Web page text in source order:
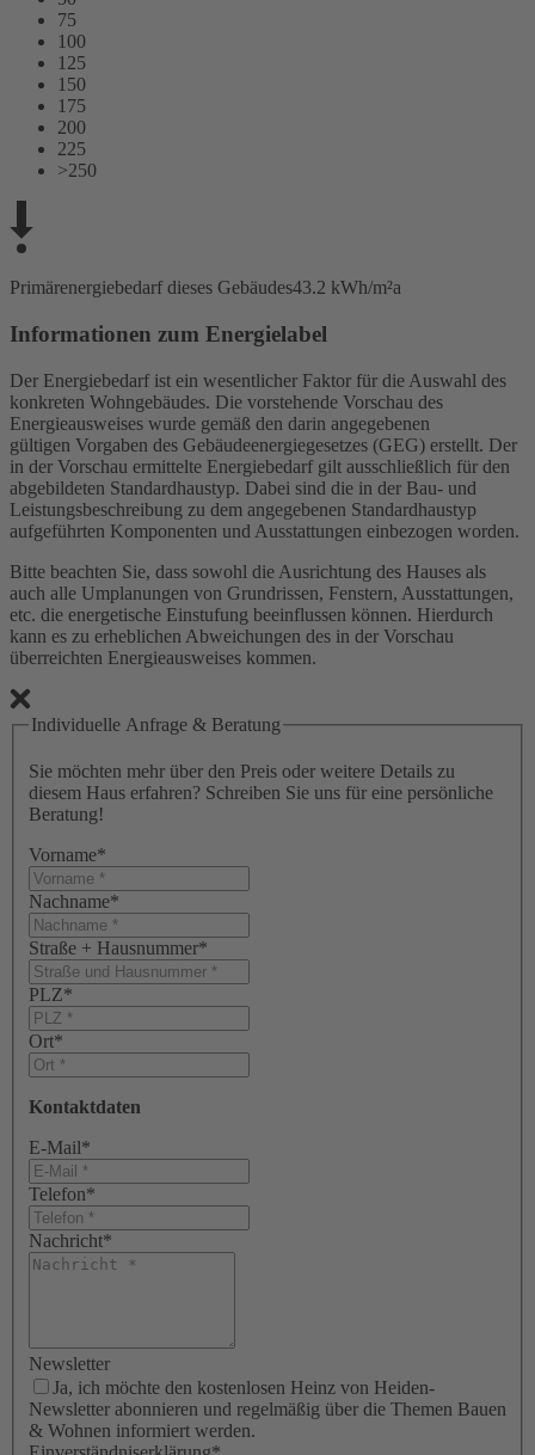
75
100
125
150
175
200
225
>250
Primärenergiebedarf dieses Gebäudes43.2 kWh/m²a
Informationen zum Energielabel
Der Energiebedarf ist ein wesentlicher Faktor für die Auswahl des
konkreten Wohngebäudes. Die vorstehende Vorschau des
Energieausweises wurde gemäß den darin angegebenen
gültigen Vorgaben des Gebäudeenergiegesetzes (GEG) erstellt. Der
in der Vorschau ermittelte Energiebedarf gilt ausschließlich für den
abgebildeten Standardhaustyp. Dabei sind die in der Bau- und
Leistungsbeschreibung zu dem angegebenen Standardhaustyp
aufgeführten Komponenten und Ausstattungen einbezogen worden.
Bitte beachten Sie, dass sowohl die Ausrichtung des Hauses als
auch alle Umplanungen von Grundrissen, Fenstern, Ausstattungen,
etc. die energetische Einstufung beeinflussen können. Hierdurch
kann es zu erheblichen Abweichungen des in der Vorschau
überreichten Energieausweises kommen.
Individuelle Anfrage & Beratung
Sie möchten mehr über den Preis oder weitere Details zu
diesem Haus erfahren? Schreiben Sie uns für eine persönliche
Beratung!
Vorname*
Nachname*
Straße + Hausnummer*
PLZ*
Ort*
Kontaktdaten
E-Mail*
Telefon*
Nachricht*
Newsletter
Ja, ich möchte den kostenlosen Heinz von Heiden-
Newsletter abonnieren und regelmäßig über die Themen Bauen
& Wohnen informiert werden.